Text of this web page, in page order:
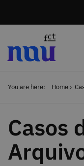
You are here: Home
Casos